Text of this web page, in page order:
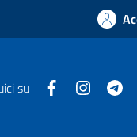
su Facebook Instagram